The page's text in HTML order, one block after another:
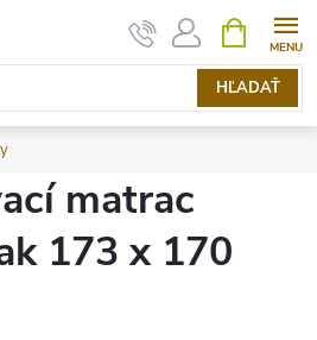
HĽADAŤ
KOŠÍK
matrac
173 x 170